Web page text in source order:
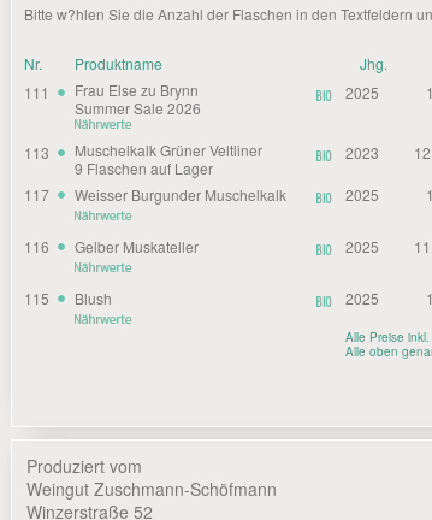
Bitte w?hlen Sie die Anzahl der Flaschen in den Textfeldern
Nr. Produktname Jhg.
111
Frau Else zu Brynn
Summer Sale 2026
2025
113
Muschelkalk Grüner Veltliner
9 Flaschen auf Lager
2023
117 Weisser Burgunder Muschelkalk 2025
116 Gelber Muskateller 2025
115 Blush 2025
Alle Preise
Alle oben
Produziert vom
Weingut Zuschmann-Schöfmann
Winzerstraße 52